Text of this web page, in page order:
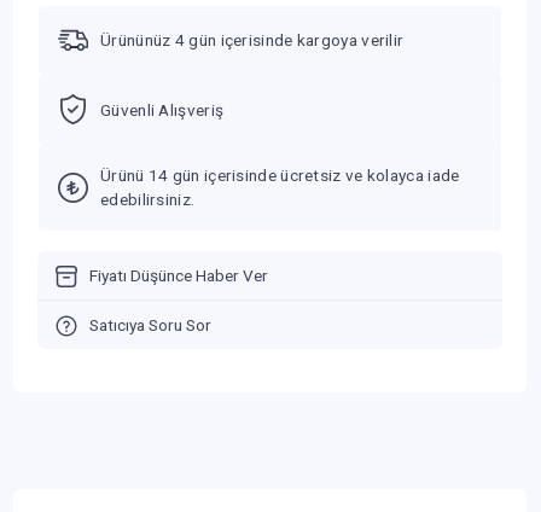
Ürününüz 4 gün içerisinde kargoya verilir
Güvenli Alışveriş
Ürünü 14 gün içerisinde ücretsiz ve kolayca iade
edebilirsiniz.
Fiyatı Düşünce Haber Ver
Satıcıya Soru Sor